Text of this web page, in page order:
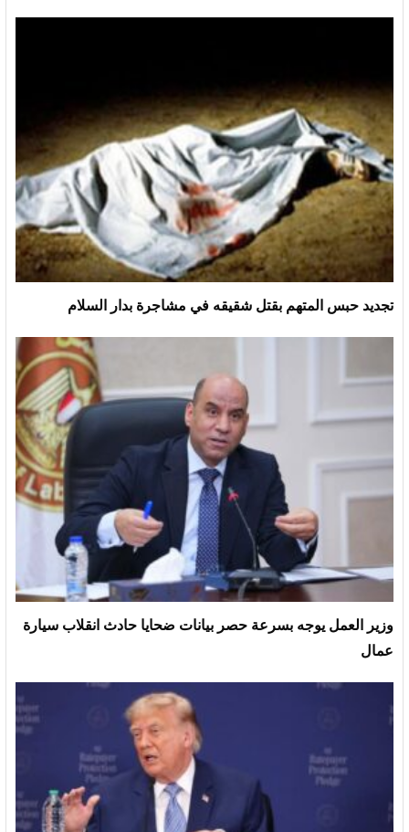
تجديد حبس المتهم بقتل شقيقه في مشاجرة بدار السلام
وزير العمل يوجه بسرعة حصر بيانات ضحايا حادث انقلاب سيارة
عمال